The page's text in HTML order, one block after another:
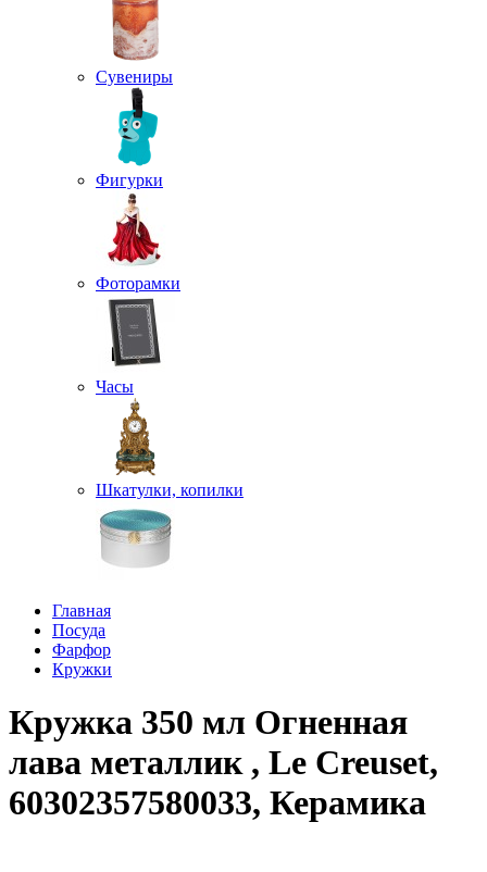
Сувениры
Фигурки
Фоторамки
Часы
Шкатулки, копилки
Главная
Посуда
Фарфор
Кружки
Кружка 350 мл Огненная
лава металлик , Le Creuset,
60302357580033, Керамика